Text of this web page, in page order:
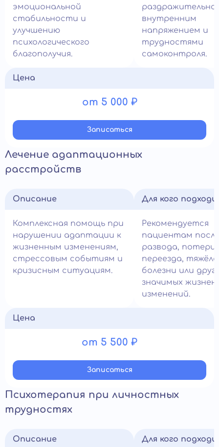
эмоциональной
стабильности и
улучшению
психологического
благополучия.
внутренним
напряжением и
трудностями
самоконтроля.
Цена
от 5 000 ₽
Записатьcя
Лечение адаптационных
расстройств
Описание
Комплексная помощь при
нарушении адаптации к
жизненным изменениям,
стрессовым событиям и
кризисным ситуациям.
Для кого
Рекомендуется
пациентам
развода,
переезда,
болезни или
значимых
изменений.
Цена
от 5 500 ₽
Записатьcя
Психотерапия при личностных
трудностях
Описание Для кого